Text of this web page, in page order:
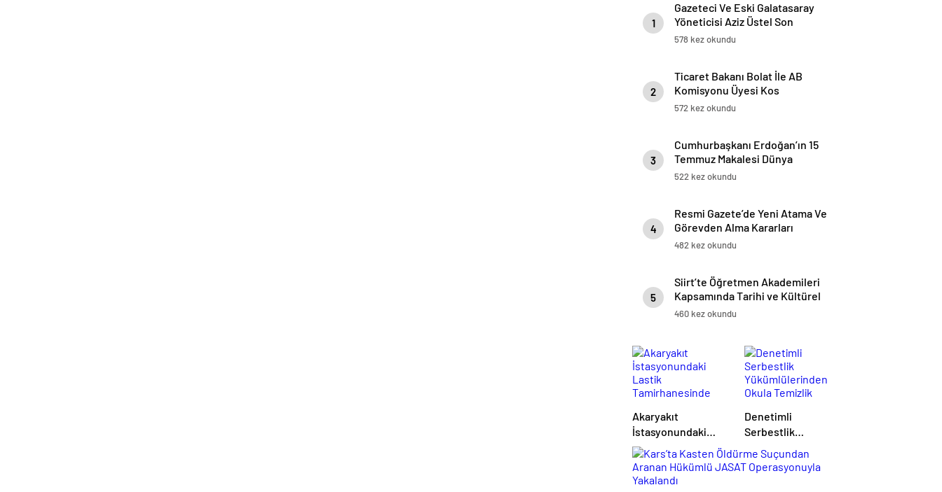
1
Gazeteci Ve Eski Galatasaray
Yöneticisi Aziz Üstel Son
Yolculuğuna Uğurlandı
578 kez okundu
2
Ticaret Bakanı Bolat İle AB
Komisyonu Üyesi Kos
Brüksel’de Bir Araya Geldi
572 kez okundu
3
Cumhurbaşkanı Erdoğan’ın 15
Temmuz Makalesi Dünya
Basınında Geniş Yer Buldu
522 kez okundu
4
Resmi Gazete’de Yeni Atama Ve
Görevden Alma Kararları
Yayımlandı
482 kez okundu
5
Siirt’te Öğretmen Akademileri
Kapsamında Tarihi ve Kültürel
Miras Gezisi Düzenlendi
460 kez okundu
Akaryakıt
İstasyonundaki
Lastik
Tamirhanesinde
Yangın Çıktı
Denetimli
Serbestlik
Yükümlülerinden
Okula Temizlik
Desteği